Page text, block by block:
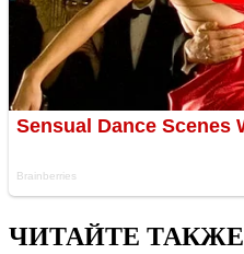
ЧИТАЙТЕ ТАКЖЕ